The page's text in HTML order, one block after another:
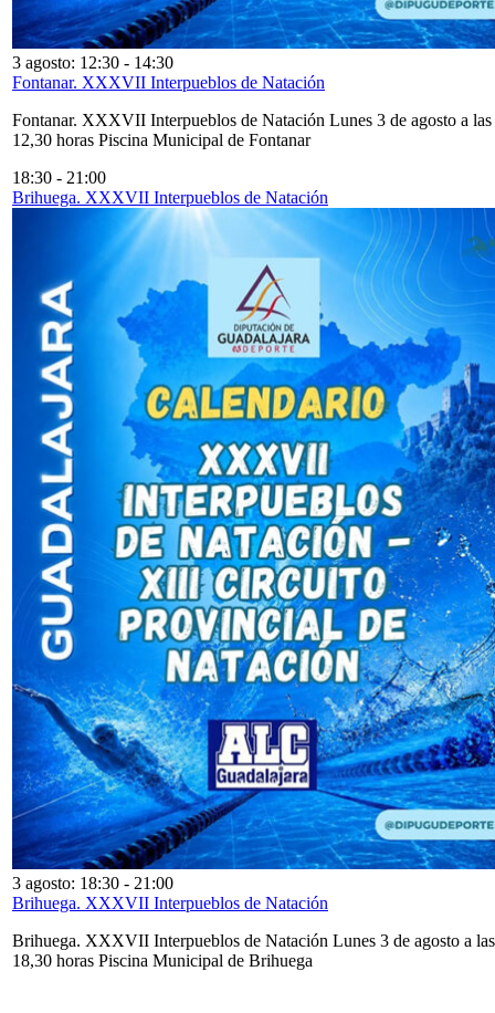
3 agosto: 12:30 - 14:30
Fontanar. XXXVII Interpueblos de Natación
Fontanar. XXXVII Interpueblos de Natación Lunes 3 de agosto a las
12,30 horas Piscina Municipal de Fontanar
18:30 - 21:00
Brihuega. XXXVII Interpueblos de Natación
3 agosto: 18:30 - 21:00
Brihuega. XXXVII Interpueblos de Natación
Brihuega. XXXVII Interpueblos de Natación Lunes 3 de agosto a las
18,30 horas Piscina Municipal de Brihuega